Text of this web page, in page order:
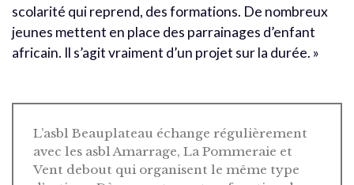
scolarité qui reprend, des formations. De nombreux
jeunes mettent en place des parrainages d’enfant
africain. Il s’agit vraiment d’un projet sur la durée. »
L’asbl Beauplateau échange régulièrement
avec les asbl Amarrage, La Pommeraie et
Vent debout qui organisent le même type